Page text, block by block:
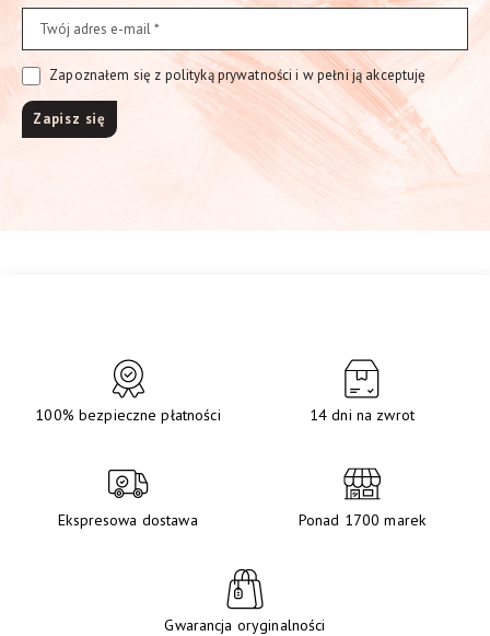
Zapoznałem się z polityką prywatności i w pełni ją akceptuję
100% bezpieczne płatności 14 dni na zwrot
Ekspresowa dostawa Ponad 1700 marek
Gwarancja oryginalności